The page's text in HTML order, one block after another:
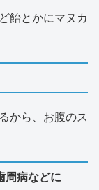
飴とかにマヌカ
から、お腹のス
周病などに